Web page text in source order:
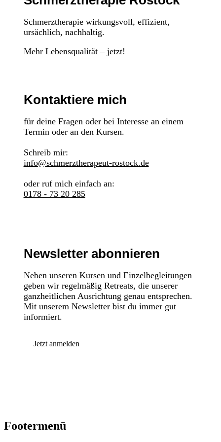
Schmerztherapie wirkungsvoll, effizient,
ursächlich, nachhaltig.
Mehr Lebensqualität – jetzt!
Kontaktiere mich
für deine Fragen oder bei Interesse an einem
Termin oder an den Kursen.
Schreib mir:
info@schmerztherapeut-rostock.de
oder ruf mich einfach an:
0178 - 73 20 285
Newsletter abonnieren
Neben unseren Kursen und Einzelbegleitungen
geben wir regelmäßig Retreats, die unserer
ganzheitlichen Ausrichtung genau entsprechen.
Mit unserem Newsletter bist du immer gut
informiert.
Jetzt anmelden
Footermenü